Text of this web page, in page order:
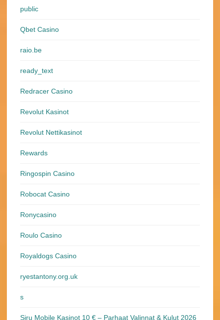
public
Qbet Casino
raio.be
ready_text
Redracer Casino
Revolut Kasinot
Revolut Nettikasinot
Rewards
Ringospin Casino
Robocat Casino
Ronycasino
Roulo Casino
Royaldogs Casino
ryestantony.org.uk
s
Siru Mobile Kasinot 10 € – Parhaat Valinnat & Kulut 2026